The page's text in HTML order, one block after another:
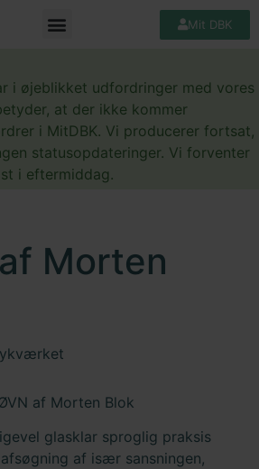
Mit DBK
i øjeblikket udfordringer med vores
at der ikke kommer
i MitDBK. Vi producerer fortsat,
statusopdateringer. Vi forventer
i eftermiddag.
Morten
af Morten Blok
glasklar sproglig praksis
af især sansningen,